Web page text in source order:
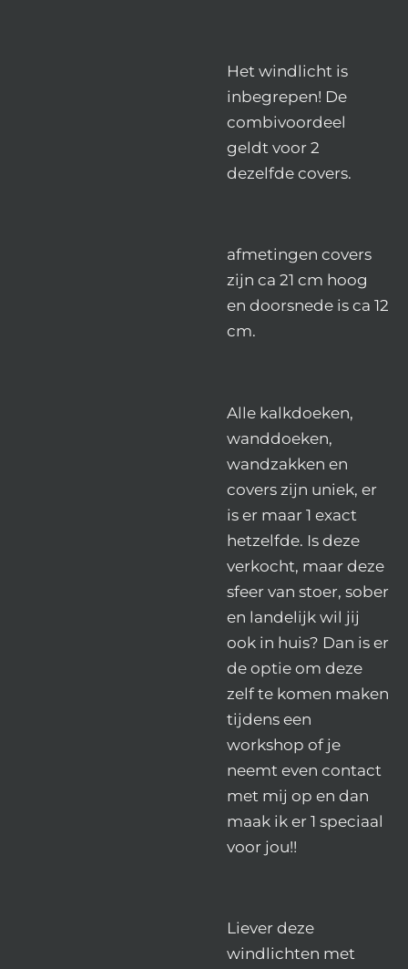
Het windlicht is
inbegrepen! De
combivoordeel
geldt voor 2
dezelfde covers.
afmetingen covers
zijn ca 21 cm hoog
en doorsnede is ca 12
cm.
Alle kalkdoeken,
wanddoeken,
wandzakken en
covers zijn uniek, er
is er maar 1 exact
hetzelfde. Is deze
verkocht, maar deze
sfeer van stoer, sober
en landelijk wil jij
ook in huis? Dan is er
de optie om deze
zelf te komen maken
tijdens een
workshop of je
neemt even contact
met mij op en dan
maak ik er 1 speciaal
voor jou!!
Liever deze
windlichten met